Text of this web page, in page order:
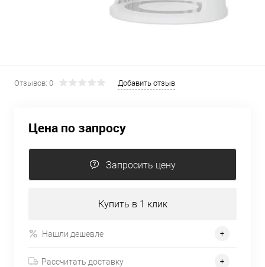
Отзывов: 0 Добавить отзыв
Цена по запросу
Запросить цену
Купить в 1 клик
Нашли дешевле
Рассчитать доставку